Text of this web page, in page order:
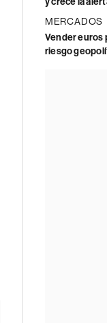
MERCADOS
Vender euros
riesgo